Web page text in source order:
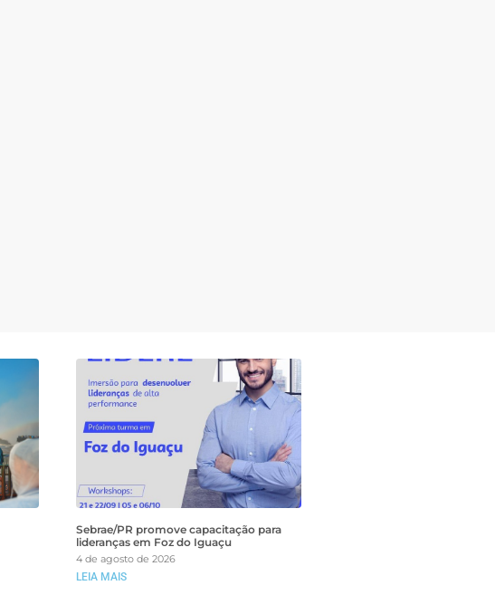
Sebrae/PR promove capacitação para
lideranças em Foz do Iguaçu
4 de agosto de 2026
LEIA MAIS